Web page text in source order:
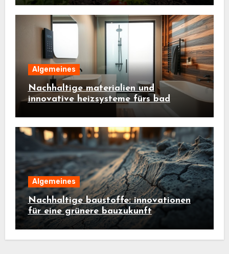
Algemeines
Nachhaltige materialien und
innovative heizsysteme fürs bad
Algemeines
Nachhaltige baustoffe: innovationen
für eine grünere bauzukunft